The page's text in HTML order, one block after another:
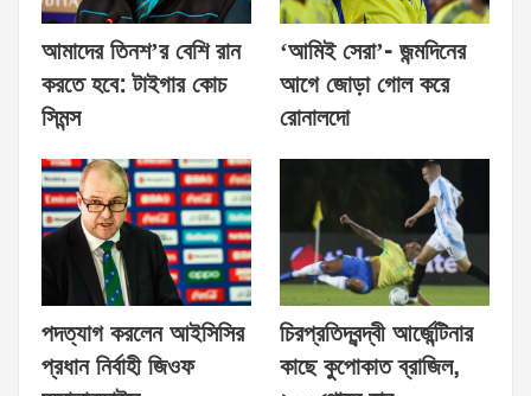
আমাদের তিনশ’র বেশি রান
করতে হবে: টাইগার কোচ
সিমন্স
‘আমিই সেরা’- জন্মদিনের
আগে জোড়া গোল করে
রোনালদো
পদত্যাগ করলেন আইসিসির
প্রধান নির্বাহী জিওফ
চিরপ্রতিদ্বন্দ্বী আর্জেন্টিনার
কাছে কুপোকাত ব্রাজিল,